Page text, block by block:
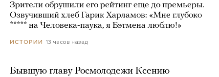
Зрители обрушили его рейтинг еще до премьеры.
Озвучивший хлеб Гарик Харламов: «Мне глубоко
***** на Человека-паука, я Бэтмена люблю!»
ИСТОРИИ 13 часов назад
Бывшую главу Росмолодежи Ксению